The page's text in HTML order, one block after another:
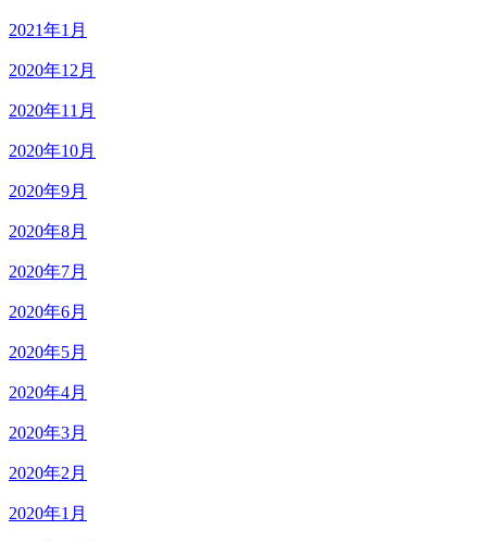
2021年1月
2020年12月
2020年11月
2020年10月
2020年9月
2020年8月
2020年7月
2020年6月
2020年5月
2020年4月
2020年3月
2020年2月
2020年1月